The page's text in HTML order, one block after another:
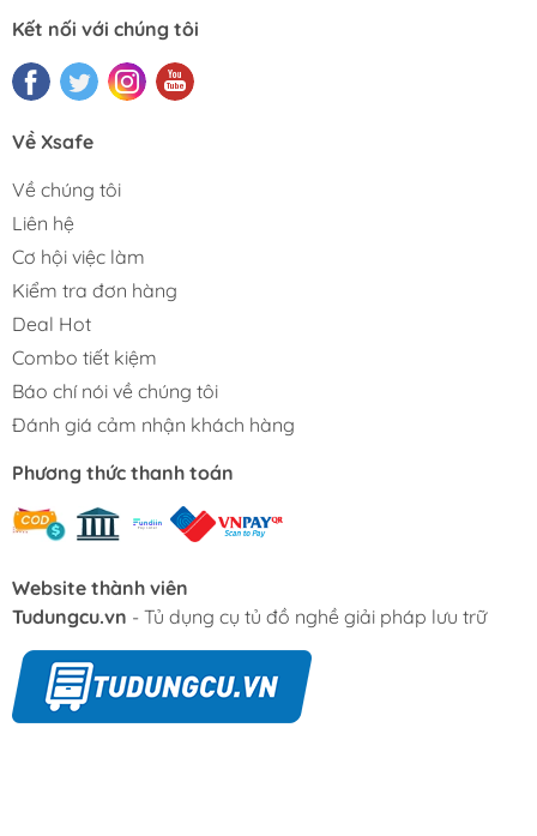
Kết nối với chúng tôi
Về Xsafe
Về chúng tôi
Liên hệ
Cơ hội việc làm
Kiểm tra đơn hàng
Deal Hot
Combo tiết kiệm
Báo chí nói về chúng tôi
Đánh giá cảm nhận khách hàng
Phương thức thanh toán
Website thành viên
Tudungcu.vn - Tủ dụng cụ tủ đồ nghề giải pháp lưu trữ